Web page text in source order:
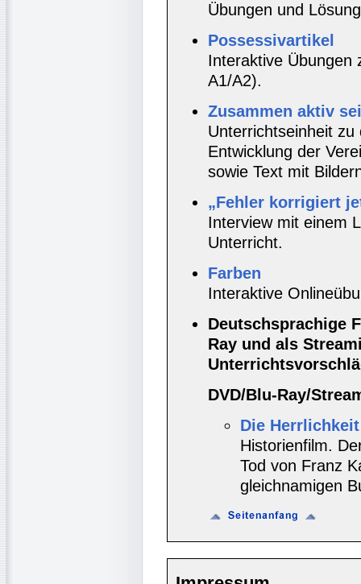
Übungen und
Possessivartikel
Interaktive Übungen
A1/A2).
Zusammen aktiv
Unterrichtseinheit
Entwicklung der
sowie Text mit
„Fehler korrigiert
Interview mit einem
Unterricht.
Farben
Interaktive
Deutschsprachige
Ray und als
DVD/Blu-Ray/
Die
Historienfilm.
Tod von Franz
gleichnamigen